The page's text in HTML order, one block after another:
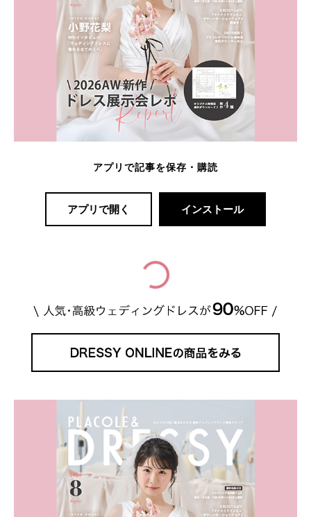
アプリで記事を保存・購読
アプリで開く インストール